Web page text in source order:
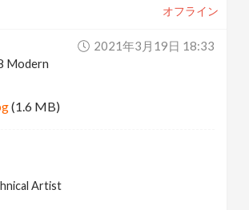
オフライン
2021年3月19日 18:33
Modern
(1.6 MB)
Artist